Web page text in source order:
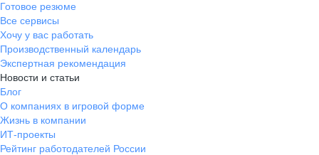
Готовое резюме
Все сервисы
Хочу у вас работать
Производственный календарь
Экспертная рекомендация
Новости и статьи
Блог
О компаниях в игровой форме
Жизнь в компании
ИТ-проекты
Рейтинг работодателей России